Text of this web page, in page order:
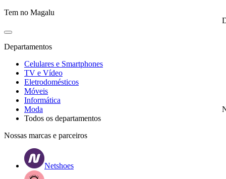
Tem no Magalu
Departamentos
Celulares e Smartphones
TV e Vídeo
Eletrodomésticos
Móveis
Informática
Moda
Todos os departamentos
Nossas marcas e parceiros
Netshoes